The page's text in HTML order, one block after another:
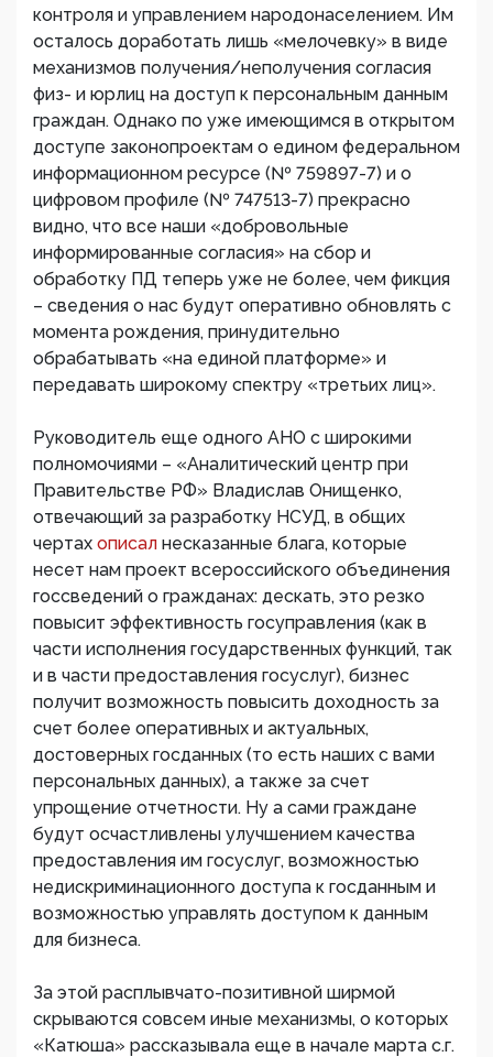
контроля и управлением народонаселением. Им
осталось доработать лишь «мелочевку» в виде
механизмов получения/неполучения согласия
физ- и юрлиц на доступ к персональным данным
граждан. Однако по уже имеющимся в открытом
доступе законопроектам о едином федеральном
информационном ресурсе (№ 759897-7) и о
цифровом профиле (№ 747513-7) прекрасно
видно, что все наши «добровольные
информированные согласия» на сбор и
обработку ПД теперь уже не более, чем фикция
– сведения о нас будут оперативно обновлять с
момента рождения, принудительно
обрабатывать «на единой платформе» и
передавать широкому спектру «третьих лиц».
Руководитель еще одного АНО с широкими
полномочиями – «Аналитический центр при
Правительстве РФ» Владислав Онищенко,
отвечающий за разработку НСУД, в общих
чертах описал несказанные блага, которые
несет нам проект всероссийского объединения
госсведений о гражданах: дескать, это резко
повысит эффективность госуправления (как в
части исполнения государственных функций, так
и в части предоставления госуслуг), бизнес
получит возможность повысить доходность за
счет более оперативных и актуальных,
достоверных госданных (то есть наших с вами
персональных данных), а также за счет
упрощение отчетности. Ну а сами граждане
будут осчастливлены улучшением качества
предоставления им госуслуг, возможностью
недискриминационного доступа к госданным и
возможностью управлять доступом к данным
для бизнеса.
За этой расплывчато-позитивной ширмой
скрываются совсем иные механизмы, о которых
«Катюша» рассказывала еще в начале марта с.г.